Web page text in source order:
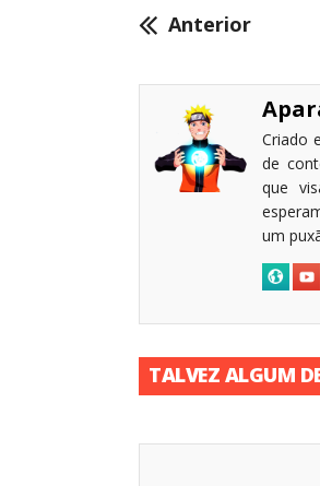
Anterior
Criado
de
que
um
TALVEZ ALGUM